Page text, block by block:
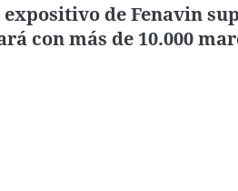
de Fenavin
con más de 10.000